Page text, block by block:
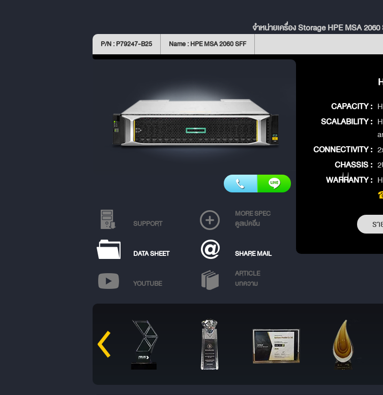
จำหน่ายเครื่อง Storage HPE MSA
P/N : P79247-B25 Name : HPE MSA 2060 SFF
SUPPORT
MORE SPEC
ดูสเปคอื่น
DATA SHEET SHARE MAIL
YOUTUBE
ARTICLE
บทความ
CAPACITY :
SCALABILITY :
CONNECTIVITY :
CHASSIS :
WARRANTY :
ร